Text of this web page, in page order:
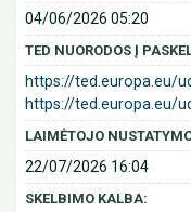
04/06/2026 05:20
TED NUORODOS Į
https://ted.europa.eu/
https://ted.europa.eu/
LAIMĖTOJO
22/07/2026 16:04
SKELBIMO KALBA: